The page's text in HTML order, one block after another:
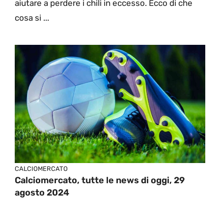
aiutare a perdere i chili in eccesso. Ecco di che
cosa si ...
CALCIOMERCATO
Calciomercato, tutte le news di oggi, 29
agosto 2024